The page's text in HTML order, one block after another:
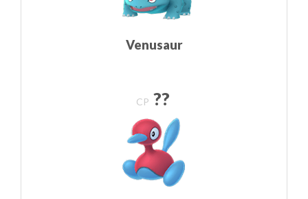
Venusaur
CP ??